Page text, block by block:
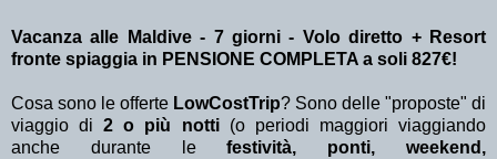
Vacanza alle Maldive - 7 giorni - Volo diretto + Resort
fronte spiaggia in PENSIONE COMPLETA a soli 827€!
Cosa sono le offerte LowCostTrip? Sono delle "proposte" di
viaggio di2 o più notti (o periodi maggiori viaggiando
anche durante lefestività, ponti, weekend,